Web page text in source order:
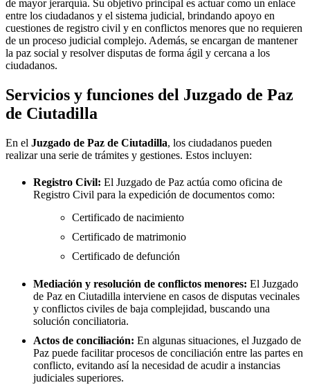
de mayor jerarquía. Su objetivo principal es actuar como un enlace
entre los ciudadanos y el sistema judicial, brindando apoyo en
cuestiones de registro civil y en conflictos menores que no requieren
de un proceso judicial complejo. Además, se encargan de mantener
la paz social y resolver disputas de forma ágil y cercana a los
ciudadanos.
Servicios y funciones del Juzgado de Paz
de Ciutadilla
En el Juzgado de Paz de Ciutadilla, los ciudadanos pueden
realizar una serie de trámites y gestiones. Estos incluyen:
Registro Civil: El Juzgado de Paz actúa como oficina de
Registro Civil para la expedición de documentos como:
Certificado de nacimiento
Certificado de matrimonio
Certificado de defunción
Mediación y resolución de conflictos menores: El Juzgado
de Paz en Ciutadilla interviene en casos de disputas vecinales
y conflictos civiles de baja complejidad, buscando una
solución conciliatoria.
Actos de conciliación: En algunas situaciones, el Juzgado de
Paz puede facilitar procesos de conciliación entre las partes en
conflicto, evitando así la necesidad de acudir a instancias
judiciales superiores.